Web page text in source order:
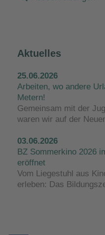
Aktuelles
25.06.2026
Arbeiten, wo andere
Metern!
Gemeinsam mit der
waren wir auf der
03.06.2026
BZ Sommerkino 2026
eröffnet
Vom Liegestuhl aus
erleben: Das